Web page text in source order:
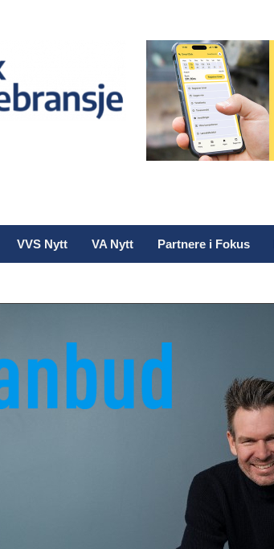
VVS Nytt VA Nytt Partnere i Fokus